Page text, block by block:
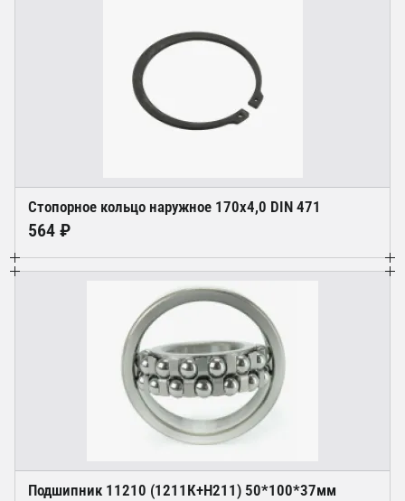
Стопорное кольцо наружное 170х4,0 DIN 471
564 ₽
Подшипник 11210 (1211К+Н211) 50*100*37мм